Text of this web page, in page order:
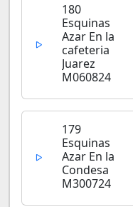
180
Esquinas
Azar En la
cafeteria
Juarez
M060824
179
Esquinas
Azar En la
Condesa
M300724